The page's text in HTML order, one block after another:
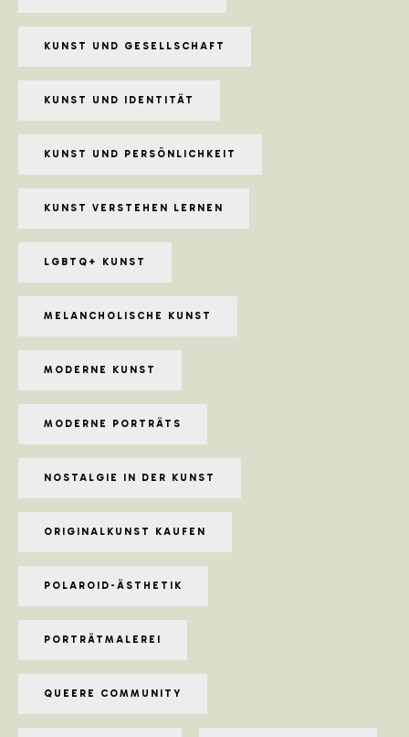
KUNST UND GESELLSCHAFT
KUNST UND IDENTITÄT
KUNST UND PERSÖNLICHKEIT
KUNST VERSTEHEN LERNEN
LGBTQ+ KUNST
MELANCHOLISCHE KUNST
MODERNE KUNST
MODERNE PORTRÄTS
NOSTALGIE IN DER KUNST
ORIGINALKUNST KAUFEN
POLAROID-ÄSTHETIK
PORTRÄTMALEREI
QUEERE COMMUNITY